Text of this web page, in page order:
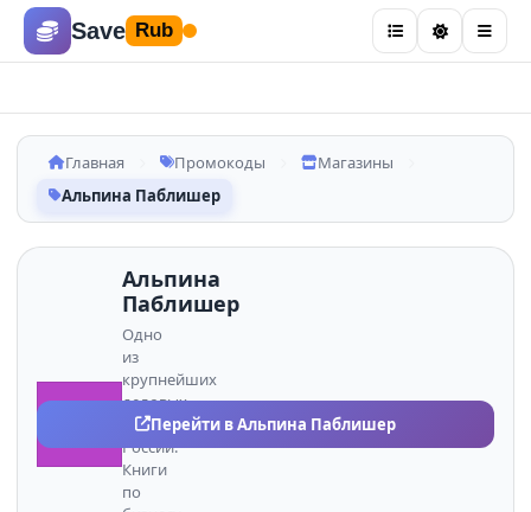
Save Rub
Главная Промокоды
Магазины
Альпина Паблишер
Альпина
Паблишер
Одно
из
крупнейших
деловых
издательств
России.
Книги
по
Перейти в Альпина Паблишер